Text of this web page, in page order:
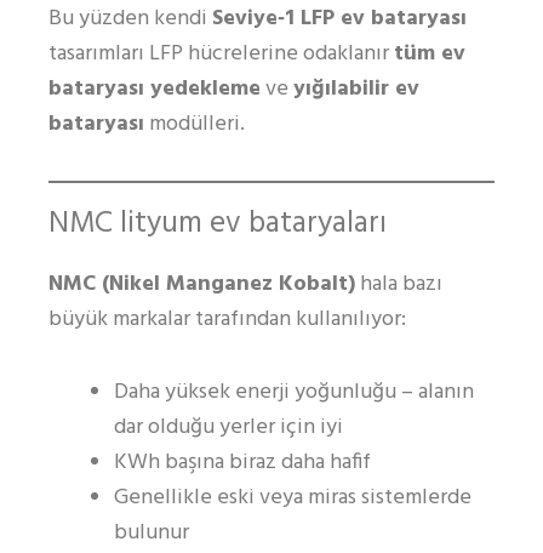
Bu yüzden kendi Seviye‑1 LFP ev bataryası
tasarımları LFP hücrelerine odaklanırtüm ev
bataryası yedeklemeveyığılabilir ev
bataryası modülleri.
NMC lityum ev bataryaları
NMC (Nikel Manganez Kobalt)hala bazı
büyük markalar tarafından kullanılıyor:
Daha yüksek enerji yoğunluğu – alanın
dar olduğu yerler için iyi
KWh başına biraz daha hafif
Genellikle eski veya miras sistemlerde
bulunur